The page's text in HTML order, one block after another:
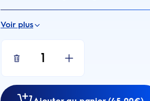
Voir plus
1